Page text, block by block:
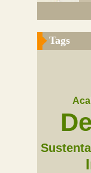
Tags